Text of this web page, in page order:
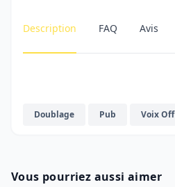
Description FAQ Avis
Doublage Pub Voix Off
Vous pourriez aussi aimer